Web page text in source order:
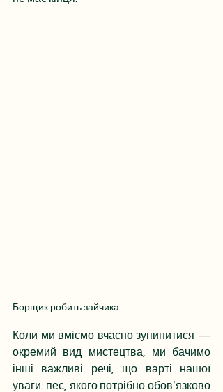
Борщик робить зайчика
Коли ми вміємо вчасно зупинитися —
окремий вид мистецтва, ми бачимо
інші важливі речі, що варті нашої
уваги: пес, якого потрібно обовʼязково